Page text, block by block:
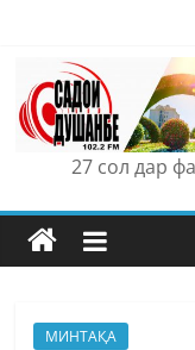
content
27 сол дар
МИНТАҚА